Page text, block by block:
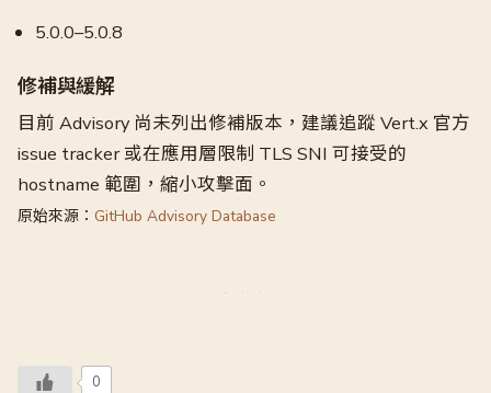
5.0.0–5.0.8
修補與緩解
目前 Advisory 尚未列出修補版本，建議追蹤 Vert.x 官方
issue tracker 或在應用層限制 TLS SNI 可接受的
hostname 範圍，縮小攻擊面。
原始來源： GitHub Advisory Database
0